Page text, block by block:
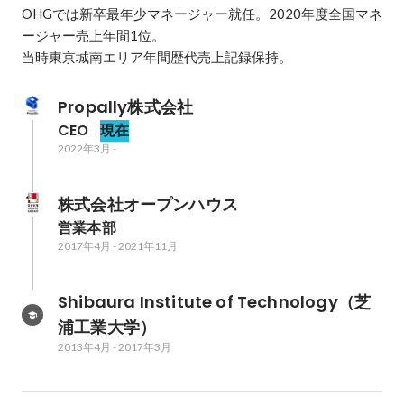
OHGでは新卒最年少マネージャー就任。2020年度全国マネ
ージャー売上年間1位。
当時東京城南エリア年間歴代売上記録保持。
Propally株式会社
CEO 現在
2022年3月 -
株式会社オープンハウス
営業本部
2017年4月 -2021年11月
Shibaura Institute of Technology（芝
浦工業大学）
2013年4月 -2017年3月